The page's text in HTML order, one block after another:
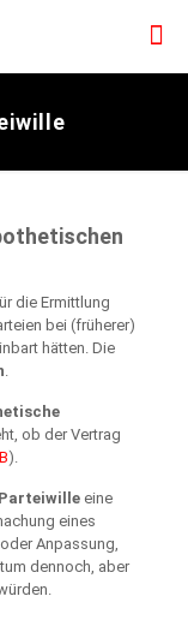
die Ermittlung
bei (früherer)
hätten. Die
ob der Vertrag
).
eine
eines
Anpassung,
dennoch, aber